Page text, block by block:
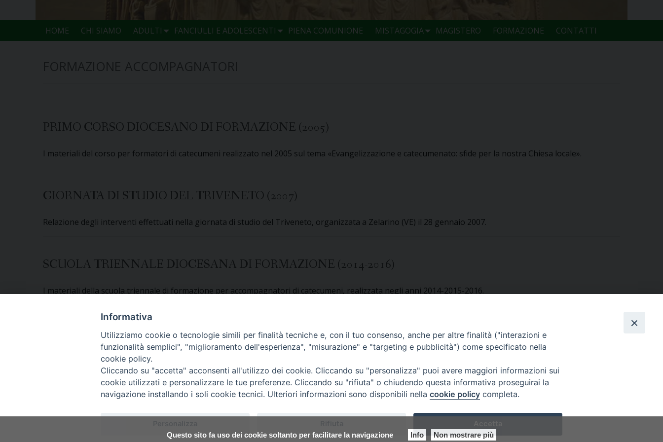
Questo sito fa uso dei cookie soltanto per facilitare la navigazione Info Non mostrare più
HOME CHI SIAMO ADULTI FANCIULLI E ADOLESCENTI PIENA COMUNIONE MISTAGOGIA MAGISTERO FORMAZIONE CONTATTI
PRIMO CORSO DIOCESANO DI FORMAZIONE (2005)
I materiali del corso per formatori di catecumeni realizzato nel 2005 sul tema «Evangelizzazione e catecumenato: sfide per la nostra Chiesa locale».
GIORNATA DI STUDIO DEL TRIVENETO (2007)
Relazione degli interventi effettuati nella giornata di studio del Triveneto, organizzata a Zelarino (VE) il 28 gennaio 2007.
SCUOLA TRIENNALE DIOCESANA DI FORMAZIONE (2014-2016)
I materiali della scuola triennale di formazione per accompagnatori di catecumeni, realizzata negli anni 2014-2015-2016.
CONTRIBUTI VARI
Ulteriori contributi e approfondimenti sul tema della formazione per accompagnatori di catecumeni.
o
Copyright © Arcidiocesi di Udine 2017
Informativa
Utilizziamo cookie o tecnologie simili per finalità tecniche e, con il tuo consenso, anche per altre finalità ("interazioni e
funzionalità semplici", "miglioramento dell'esperienza", "misurazione" e "targeting e pubblicità") come specificato nella
cookie policy.
Cliccando su "accetta" acconsenti all'utilizzo dei cookie. Cliccando su "personalizza" puoi avere maggiori informazioni sui
cookie utilizzati e personalizzare le tue preferenze. Cliccando su "rifiuta" o chiudendo questa informativa proseguirai la
navigazione installando i soli cookie tecnici. Ulteriori informazioni sono disponibili nella cookie policy completa.